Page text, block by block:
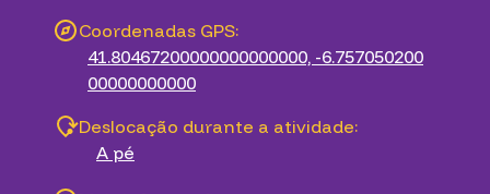
Coordenadas GPS:
41.80467200000000000000, -6.757050200
00000000000
Deslocação durante a atividade:
A pé